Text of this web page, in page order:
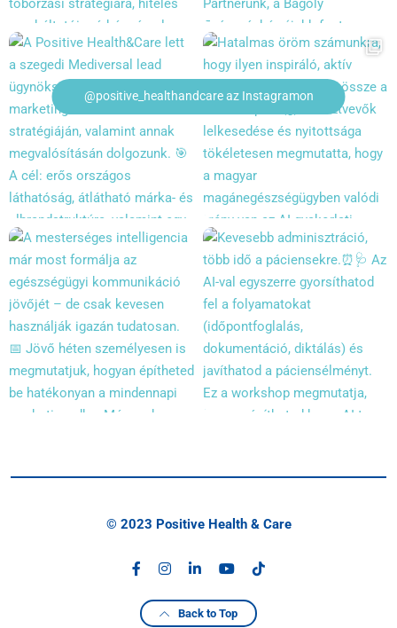
@positive_healthandcare az Instagramon
© 2023 Positive Health & Care
Back to Top